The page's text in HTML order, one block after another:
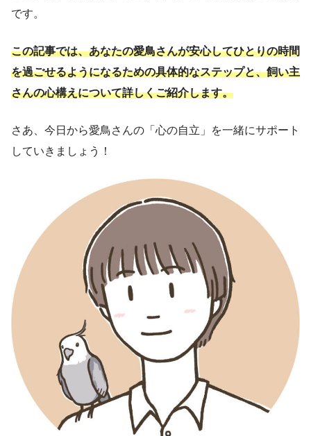
です。
この記事では、あなたの愛鳥さんが安心してひとりの時間
を過ごせるようになるための具体的なステップと、飼い主
さんの心構えについて詳しくご紹介します。
さあ、今日から愛鳥さんの「心の自立」を一緒にサポート
していきましょう！